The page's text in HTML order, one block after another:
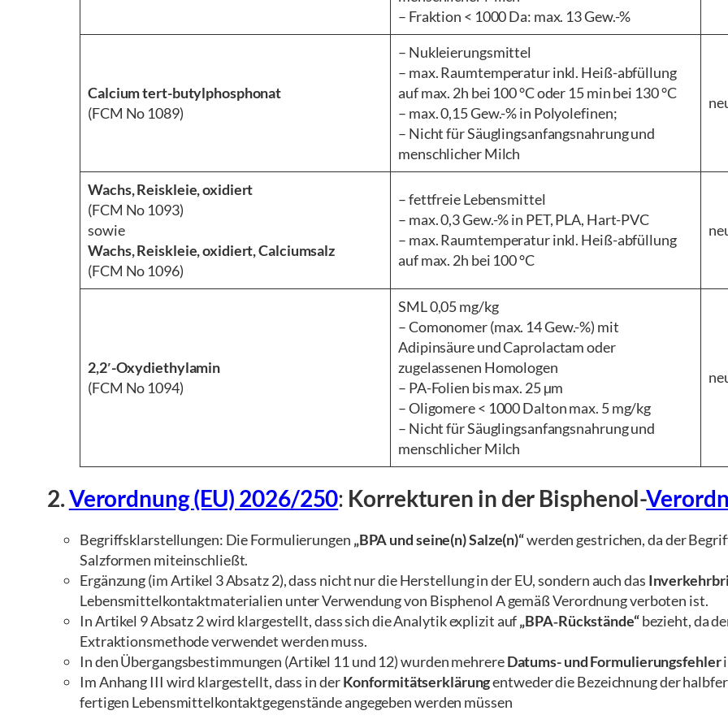
– Fraktion < 1000 Da: max. 13 Gew.-%
Calcium tert-butylphosphonat
(FCM No 1089)
– Nukleierungsmittel
– max. Raumtemperatur inkl. Heiß-abfüllung
auf max. 2h bei 100 °C oder 15 min bei 130 °C
– max. 0,15 Gew.-% in Polyolefinen;
– Nicht für Säuglingsanfangsnahrung und
menschlicher Milch
Wachs, Reiskleie, oxidiert
(FCM No 1093)
sowie
Wachs, Reiskleie, oxidiert, Calciumsalz
(FCM No 1096)
– fettfreie Lebensmittel
– max. 0,3 Gew.-% in PET, PLA, Hart-PVC
– max. Raumtemperatur inkl. Heiß-abfüllung
auf max. 2h bei 100 °C
2,2′-Oxydiethylamin
(FCM No 1094)
SML 0,05 mg/kg
– Comonomer (max. 14 Gew.-%) mit
Adipinsäure und Caprolactam oder
zugelassenen Homologen
– PA-Folien bis max. 25 µm
– Oligomere < 1000 Dalton max. 5 mg/kg
– Nicht für Säuglingsanfangsnahrung und
menschlicher Milch
2.Verordnung (EU) 2026/250: Korrekturen in der Bisphenol-
Begriffsklarstellungen: Die Formulierungen „BPA und seine(n) Salze(n)“werden gestrichen, da der
Salzformen miteinschließt.
Ergänzung (im Artikel 3 Absatz 2), dass nicht nur die Herstellung in der EU, sondern auch das
Lebensmittelkontaktmaterialien unter Verwendung von Bisphenol A gemäß Verordnung verboten ist.
In Artikel 9 Absatz 2 wird klargestellt, dass sich die Analytik explizit auf„BPA‑Rückstände“bezieht, da
Extraktionsmethode verwendet werden muss.
In den Übergangsbestimmungen (Artikel 11 und 12) wurden mehrereDatums- und Formulierungsfehler
Im Anhang III wird klargestellt, dass in derKonformitätserklärungentweder die Bezeichnung der
fertigen Lebensmittelkontaktgegenstände angegeben werden müssen